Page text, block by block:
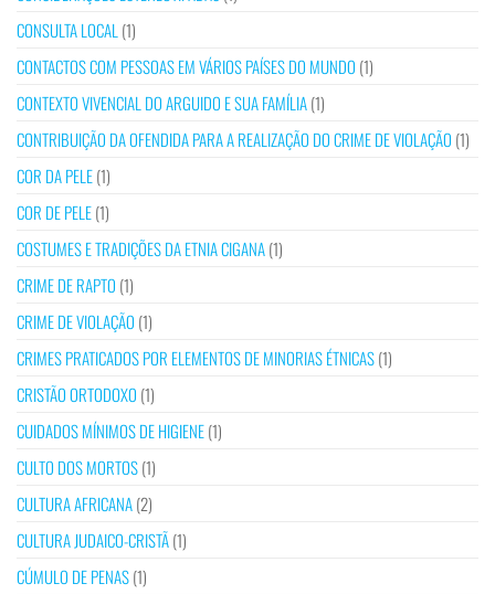
CONSULTA LOCAL (1)
CONTACTOS COM PESSOAS EM VÁRIOS PAÍSES DO MUNDO (1)
CONTEXTO VIVENCIAL DO ARGUIDO E SUA FAMÍLIA(1)
CONTRIBUIÇÃO DA OFENDIDA PARA A REALIZAÇÃO DO CRIME DE VIOLAÇÃO (1)
COR DA PELE(1)
COR DE PELE(1)
COSTUMES E TRADIÇÕES DA ETNIA CIGANA(1)
CRIME DE RAPTO (1)
CRIME DE VIOLAÇÃO (1)
CRIMES PRATICADOS POR ELEMENTOS DE MINORIAS ÉTNICAS(1)
CRISTÃO ORTODOXO (1)
CUIDADOS MÍNIMOS DE HIGIENE(1)
CULTO DOS MORTOS(1)
CULTURA AFRICANA(2)
CULTURA JUDAICO-CRISTÃ(1)
CÚMULO DE PENAS(1)